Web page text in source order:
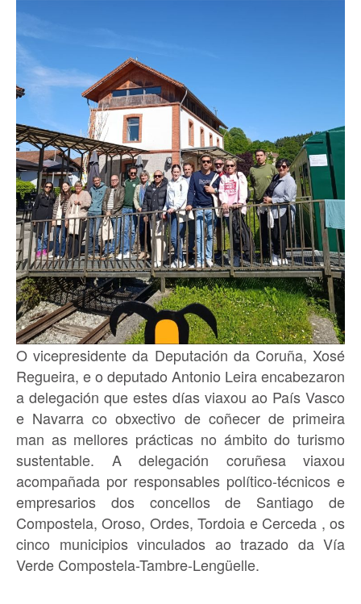
O vicepresidente da Deputación da Coruña, Xosé
Regueira, e o deputado Antonio Leira encabezaron
a delegación que estes días viaxou ao País Vasco
e Navarra co obxectivo de coñecer de primeira
man as mellores prácticas no ámbito do turismo
sustentable. A delegación coruñesa viaxou
acompañada por responsables político-técnicos e
empresarios dos concellos de Santiago de
Compostela, Oroso, Ordes, Tordoia e Cerceda , os
cinco municipios vinculados ao trazado da Vía
Verde Compostela-Tambre-Lengüelle.